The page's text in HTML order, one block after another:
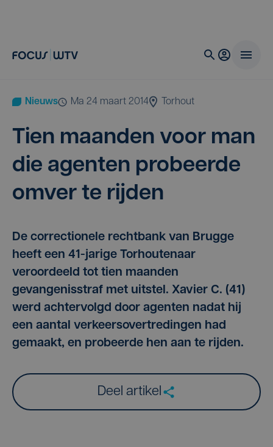
Nieuws ma 24 maart 2014 Torhout
Tien maan­den voor man
die agen­ten pro­beer­de
omver te rijden
De correctionele rechtbank van Brugge
heeft een 41-jarige Torhoutenaar
veroordeeld tot tien maanden
gevangenisstraf met uitstel. Xavier C. (41)
werd achtervolgd door agenten nadat hij
een aantal verkeersovertredingen had
gemaakt, en probeerde hen aan te rijden.
Deel artikel